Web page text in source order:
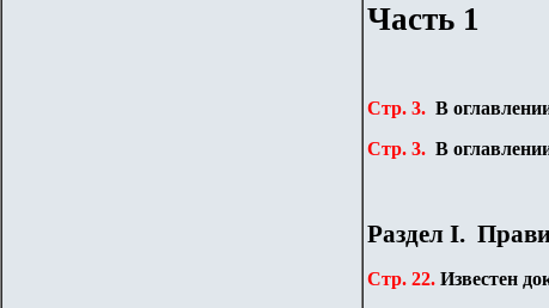
Часть 1
Стр. 3. В
Стр. 3. В
Раздел I.
Стр. 22. Известен